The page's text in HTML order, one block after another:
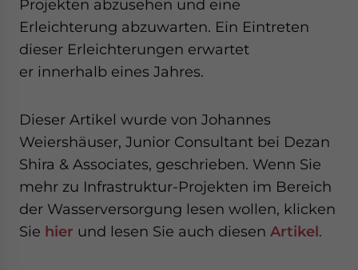
Projekten abzusehen und eine
Erleichterung abzuwarten. Ein Eintreten
dieser Erleichterungen erwartet
er innerhalb eines Jahres.
Dieser Artikel wurde von Johannes
Weiershäuser, Junior Consultant bei Dezan
Shira & Associates, geschrieben. Wenn Sie
mehr zu Infrastruktur-Projekten im Bereich
der Wasserversorgung lesen wollen, klicken
Sie hier und lesen Sie auch diesen Artikel.